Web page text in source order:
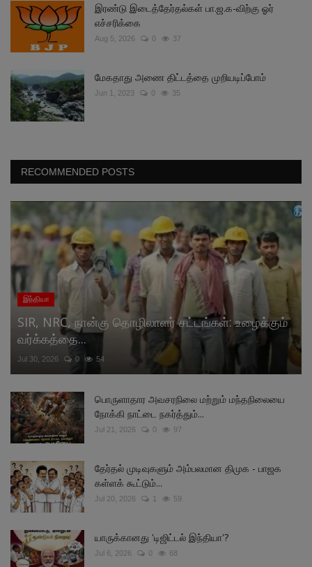
இரண்டு இடைத்தேர்தல்கள் பா.ஜ.க-விற்கு ஓர்
எச்சரிக்கை
Aug 5, 2026 0 37
மேகதாது அணை திட்டத்தை முறியடிப்போம்
Jun 1, 2023 0 35
RECOMMENDED POSTS
இந்தியா
SIR, NRC, நான்கு தொழிலாளர் சட்டங்கள்: உழைக்கும்
வர்க்கத்தை...
Jul 30, 2026 0 54
பொருளாதார அவசரநிலை மற்றும் மந்தநிலையை
நோக்கி நாட்டை நகர்த்தும்...
Jul 21, 2026 0 97
தேர்தல் முடிவுகளும் அம்பலமான திமுக - பாஜக
கள்ளக் கூட்டும்...
Jul 20, 2026 1 59
யாருக்கானது 'டிஜிட்டல் இந்தியா'?
Jul 6, 2026 0 68